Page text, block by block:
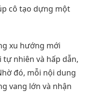
cô tạo dựng một
xu hướng mới
nhiên và hấp dẫn,
đó, mỗi nội dung
vang lớn và nhận